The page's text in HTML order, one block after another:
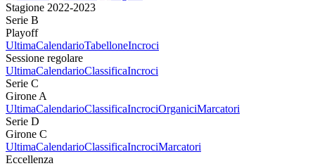
Stagione 2022-2023
Serie B
Playoff
UltimaCalendarioTabelloneIncroci
Sessione regolare
UltimaCalendarioClassificaIncroci
Serie C
Girone A
UltimaCalendarioClassificaIncrociOrganiciMarcatori
Serie D
Girone C
UltimaCalendarioClassificaIncrociMarcatori
Eccellenza